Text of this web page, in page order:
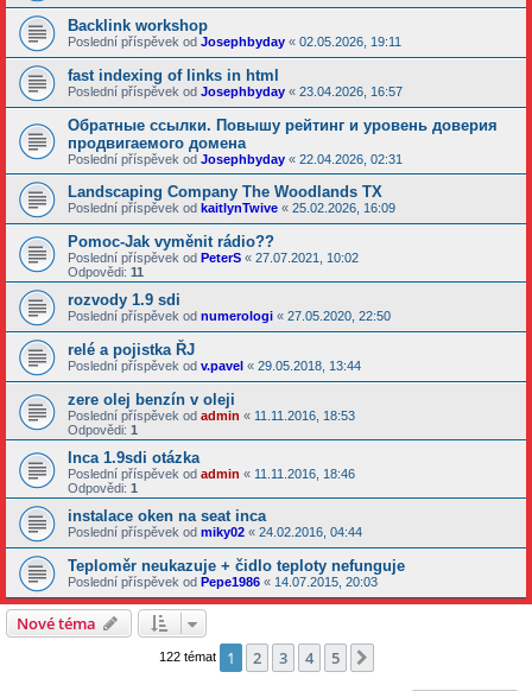
Backlink workshop
Poslední příspěvek od Josephbyday « 02.05.2026, 19:11
fast indexing of links in html
Poslední příspěvek od Josephbyday « 23.04.2026, 16:57
Обратные ссылки. Повышу рейтинг и уровень доверия
продвигаемого домена
Poslední příspěvek od Josephbyday « 22.04.2026, 02:31
Landscaping Company The Woodlands TX
Poslední příspěvek od kaitlynTwive « 25.02.2026, 16:09
Pomoc-Jak vyměnit rádio??
Poslední příspěvek od PeterS « 27.07.2021, 10:02
Odpovědi: 11
rozvody 1.9 sdi
Poslední příspěvek od numerologi « 27.05.2020, 22:50
relé a pojistka ŘJ
Poslední příspěvek od v.pavel « 29.05.2018, 13:44
zere olej benzín v oleji
Poslední příspěvek od admin « 11.11.2016, 18:53
Odpovědi: 1
Inca 1.9sdi otázka
Poslední příspěvek od admin « 11.11.2016, 18:46
Odpovědi: 1
instalace oken na seat inca
Poslední příspěvek od miky02 « 24.02.2016, 04:44
Teploměr neukazuje + čidlo teploty nefunguje
Poslední příspěvek od Pepe1986 « 14.07.2015, 20:03
Nové téma
122 témat 1 2 3 4 5